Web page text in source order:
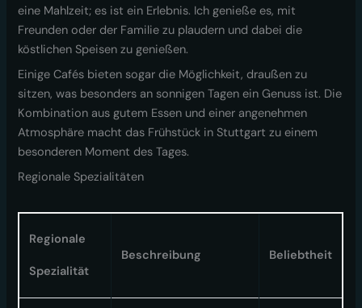
eine Mahlzeit; es ist ein Erlebnis. Ich genieße es, mit
Freunden oder der Familie zu plaudern und dabei die
köstlichen Speisen zu genießen.
Einige Cafés bieten sogar die Möglichkeit, draußen zu
sitzen, was besonders an sonnigen Tagen ein Genuss ist. Die
Kombination aus gutem Essen und einer angenehmen
Atmosphäre macht das Frühstück in Stuttgart zu einem
besonderen Moment des Tages.
Regionale Spezialitäten
Regionale
Spezialität
Beschreibung Beliebtheit